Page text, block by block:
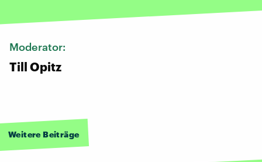
Moderator:
Till Opitz
Weitere Beiträge